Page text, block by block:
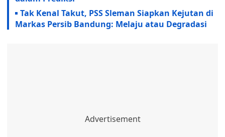
Tak Kenal Takut, PSS Sleman Siapkan Kejutan di
Markas Persib Bandung: Melaju atau Degradasi